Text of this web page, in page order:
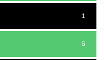
1
6